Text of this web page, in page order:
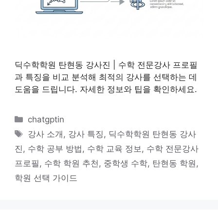
딕수학학원 탄현동 강사진 | 수학 전문강사 프로필
과 특징을 비교 분석해 최적의 강사를 선택하는 데
도움을 드립니다. 자세한 정보와 팁을 확인하세요.
카
테
고
리
chatgptin
태
그
강사 소개 , 강사 특징 , 딕수학학원 탄현동 강사
진 , 수학 공부 방법 , 수학 교육 정보 , 수학 전문강사
프로필 , 수학 학원 추천 , 중학생 수학, 탄현동 학원 ,
학원 선택 가이드